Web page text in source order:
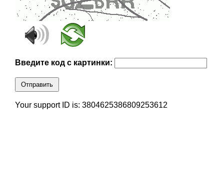
Введите код с картинки:
Отправить
Your support ID is: 3804625386809253612